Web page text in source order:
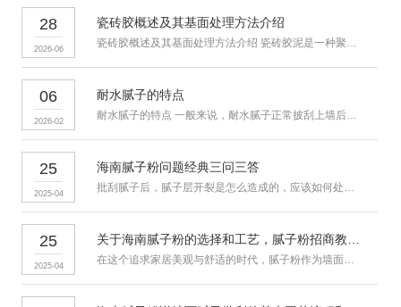
28
2026-06
瓷砖胶概述及其基面处理方法介绍
06
2026-02
耐水腻子的特点
耐水腻子的特点 一般来说，耐水腻子正常披刮上墙后，其使用寿命
25
2025-04
海南腻子粉问题经典三问三答
25
2025-04